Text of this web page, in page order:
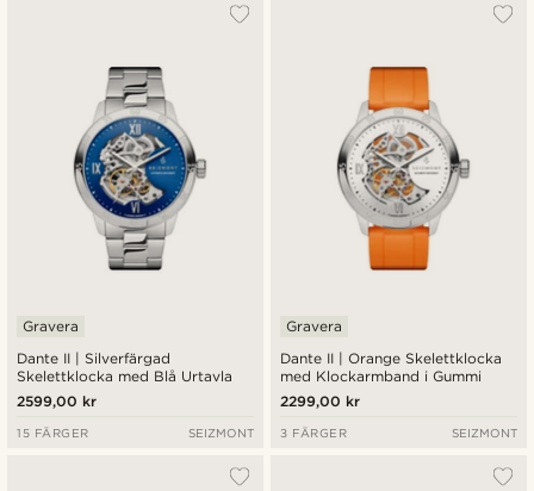
Dante II | Silverfärgad
Skelettklocka med Blå Urtavla
Gravera
2599,00 kr
15 FÄRGER SEIZMONT
Dante II | Orange Skelettklocka
med Klockarmband i Gummi
Gravera
2299,00 kr
3 FÄRGER SEIZMONT